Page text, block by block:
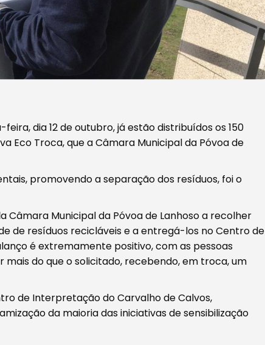
dia 12 de outubro, já estão distribuídos os 150
Eco Troca, que a Câmara Municipal da Póvoa de
promovendo a separação dos resíduos, foi o
Câmara Municipal da Póvoa de Lanhoso a recolher
de resíduos recicláveis e a entregá-los no Centro de
é extremamente positivo, com as pessoas
do que o solicitado, recebendo, em troca, um
de Interpretação do Carvalho de Calvos,
da maioria das iniciativas de sensibilização